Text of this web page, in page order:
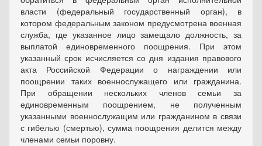
власти (федеральный государственный орган), в
котором федеральным законом предусмотрена военная
служба, где указанное лицо замещало должность, за
выплатой единовременного поощрения. При этом
указанный срок исчисляется со дня издания правового
акта Российской Федерации о награждении или
поощрении таких военнослужащего или гражданина.
При обращении нескольких членов семьи за
единовременным поощрением, не полученным
указанными военнослужащим или гражданином в связи
с гибелью (смертью), сумма поощрения делится между
членами семьи поровну.